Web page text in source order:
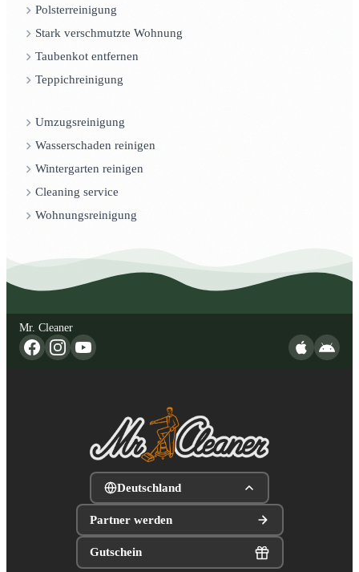
Polsterreinigung
Stark verschmutzte Wohnung
Taubenkot entfernen
Teppichreinigung
Umzugsreinigung
Wasserschaden reinigen
Wintergarten reinigen
Cleaning service
Wohnungsreinigung
Mr. Cleaner
Deutschland
Partner werden
Gutschein